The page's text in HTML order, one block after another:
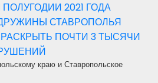
2021 ГОДА
СТАВРОПОЛЬЯ
ПОЧТИ 3 ТЫСЯЧИ
краю и Ставропольское